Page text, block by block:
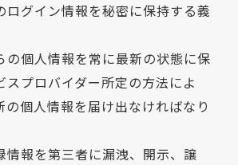
ログイン情報を秘密に保持する義
の個人情報を常に最新の状態に保
スプロバイダー所定の方法によ
の個人情報を届け出なければなり
情報を第三者に漏洩、開示、譲